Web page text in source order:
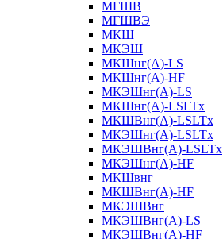
МГШВ
МГШВЭ
МКШ
МКЭШ
МКШнг(А)-LS
МКШнг(А)-HF
МКЭШнг(А)-LS
МКШнг(А)-LSLTx
МКШВнг(A)-LSLTx
МКЭШнг(А)-LSLTx
МКЭШВнг(A)-LSLTx
МКЭШнг(А)-HF
МКШвнг
МКШВнг(А)-HF
МКЭШВнг
МКЭШВнг(А)-LS
МКЭШВнг(А)-HF